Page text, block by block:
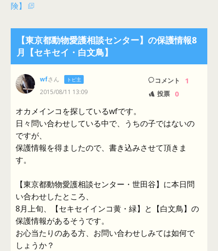
険】
【東京都動物愛護相談センター】の保護情報8
月【セキセイ・白文鳥】
wfさん トピ主
2015/08/11 13:09
コメント 1
投票 0
オカメインコを探しているwfです。
日々問い合わせしている中で、うちの子ではないの
ですが、
保護情報を得ましたので、書き込みさせて頂きま
す。
【東京都動物愛護相談センター・世田谷】に本日問
い合わせしたところ、
8月上旬、【セキセイインコ黄・緑】と【白文鳥】の
保護情報があるそうです。
お心当たりのある方、お問い合わせしみては如何で
しょうか？